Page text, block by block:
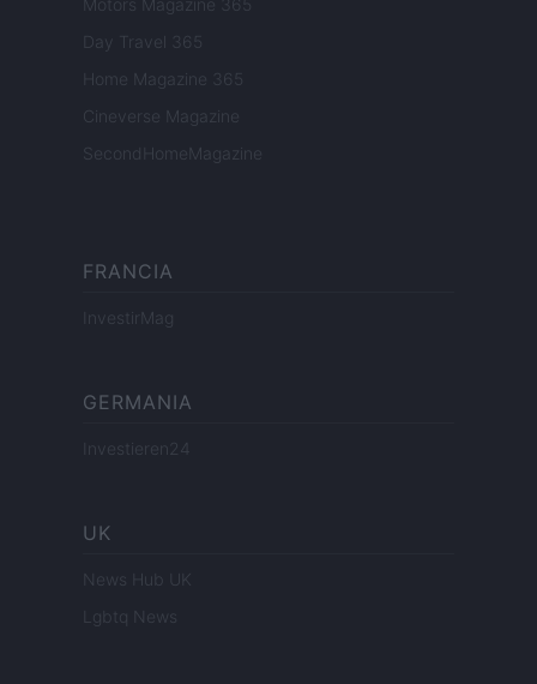
Motors Magazine 365
Day Travel 365
Home Magazine 365
Cineverse Magazine
SecondHomeMagazine
FRANCIA
InvestirMag
GERMANIA
Investieren24
UK
News Hub UK
Lgbtq News